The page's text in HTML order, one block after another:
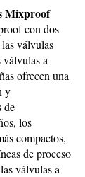
Mixproof
con dos
válvulas
a
ofrecen una
y
de
los
compactos,
de proceso
válvulas a